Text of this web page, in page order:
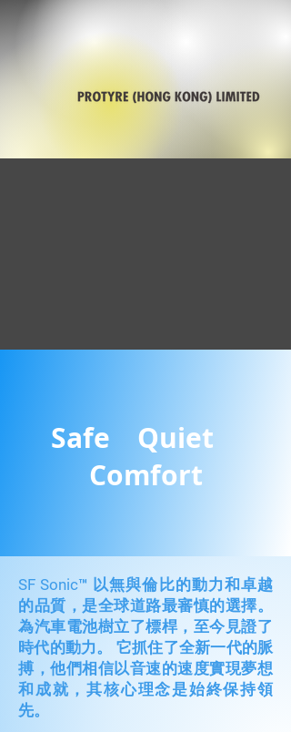
Safe Quiet
Comfort
SF Sonic™ 以無與倫比的動力和卓越
的品質，是全球道路最審慎的選擇。
為汽車電池樹立了標桿，至今見證了
時代的動力。 它抓住了全新一代的脈
搏，他們相信以音速的速度實現夢想
和成就，其核心理念是始終保持領
先。